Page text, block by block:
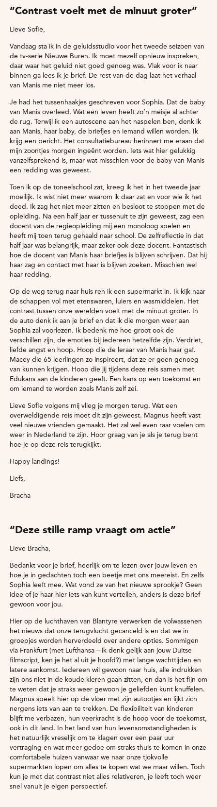
“Contrast voelt met de minuut groter”
Lieve Sofie,
Vandaag sta ik in de geluidsstudio voor het tweede seizoen van
de tv-serie Nieuwe Buren. Ik moet mezelf opnieuw inspreken,
daar waar het geluid niet goed genoeg was. Vlak voor ik naar
binnen ga lees ik je brief. De rest van de dag laat het verhaal
van Manis me niet meer los.
Je had het tussenhaakjes geschreven voor Sophia. Dat de baby
van Manis overleed. Wat een leven heeft zo’n meisje al achter
de rug. Terwijl ik een autoscene aan het naspelen ben‚ denk ik
aan Manis, haar baby, de briefjes en iemand willen worden. Ik
krijg een bericht. Het consultatiebureau herinnert me eraan dat
mijn zoontjes morgen ingeënt worden. Iets wat hier gelukkig
vanzelfsprekend is, maar wat misschien voor de baby van Manis
een redding was geweest.
Toen ik op de toneelschool zat, kreeg ik het in het tweede jaar
moeilijk. Ik wist niet meer waarom ik daar zat en voor wie ik het
deed. Ik zag het niet meer zitten en besloot te stoppen met de
opleiding. Na een half jaar er tussenuit te zijn geweest, zag een
docent van de regieopleiding mij een monoloog spelen en
heeft mij toen terug gehaald naar school. De zelfreflectie in dat
half jaar was belangrijk, maar zeker ook deze docent. Fantastisch
hoe de docent van Manis haar briefjes is blijven schrijven. Dat hij
haar zag en contact met haar is blijven zoeken. Misschien wel
haar redding.
Op de weg terug naar huis ren ik een supermarkt in. Ik kijk naar
de schappen vol met etenswaren, luiers en wasmiddelen. Het
contrast tussen onze werelden voelt met de minuut groter. In
de auto denk ik aan je brief en dat ik die morgen weer aan
Sophia zal voorlezen. Ik bedenk me hoe groot ook de
verschillen zijn, de emoties bij iedereen hetzelfde zijn. Verdriet,
liefde angst en hoop. Hoop die de leraar van Manis haar gaf.
Macey die 65 leerlingen zo inspireert, dat ze er geen genoeg
van kunnen krijgen. Hoop die jij tijdens deze reis samen met
Edukans aan de kinderen geeft. Een kans op een toekomst en
om iemand te worden zoals Manis zelf zei.
Lieve Sofie volgens mij vlieg je morgen terug. Wat een
overweldigende reis moet dit zijn geweest. Magnus heeft vast
veel nieuwe vrienden gemaakt. Het zal wel even raar voelen om
weer in Nederland te zijn. Hoor graag van je als je terug bent
hoe je op deze reis terugkijkt.
Happy landings!
Liefs,
Bracha
“Deze stille ramp vraagt om actie”
Lieve Bracha,
Bedankt voor je brief, heerlijk om te lezen over jouw leven en
hoe je in gedachten toch een beetje met ons meereist. En zelfs
Sophia leeft mee. Wat vond ze van het nieuwe sprookje? Geen
idee of je haar hier iets van kunt vertellen, anders is deze brief
gewoon voor jou.
Hier op de luchthaven van Blantyre verwerken de volwassenen
het nieuws dat onze terugvlucht gecanceld is en dat we in
groepjes worden herverdeeld over andere opties. Sommigen
via Frankfurt (met Lufthansa – ik denk gelijk aan jouw Duitse
filmscript, ken je het al uit je hoofd?) met lange wachttijden en
latere aankomst. Iedereen wil gewoon naar huis, alle indrukken
zijn ons niet in de koude kleren gaan zitten, en dan is het fijn om
te weten dat je straks weer gewoon je geliefden kunt knuffelen.
Magnus speelt hier op de vloer met zijn autootjes en lijkt zich
nergens iets van aan te trekken. De flexibiliteit van kinderen
blijft me verbazen, hun veerkracht is de hoop voor de toekomst,
ook in dit land. In het land van hun levensomstandigheden is
het natuurlijk vreselijk om te klagen over een paar uur
vertraging en wat meer gedoe om straks thuis te komen in onze
comfortabele huizen vanwaar we naar onze tjokvolle
supermarkten lopen om alles te kopen wat we maar willen. Toch
kun je met dat contrast niet alles relativeren, je leeft toch weer
snel vanuit je eigen perspectief.